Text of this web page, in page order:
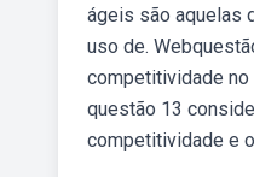
ágeis são aquelas
uso de.
competitividade no
questão 13
competitividade e